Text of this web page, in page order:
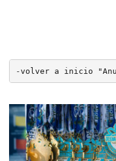
-volver a inicio